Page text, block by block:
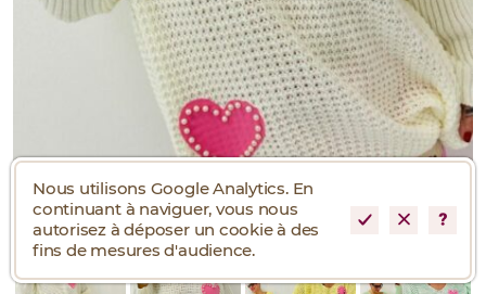
Nous utilisons Google Analytics. En
continuant à naviguer, vous nous
autorisez à déposer un cookie à des
fins de mesures d'audience.